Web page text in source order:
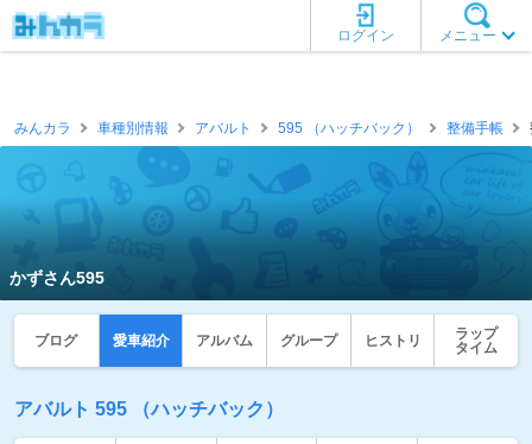
メニュー
ログイン
みんカラ 車種別情報 アバルト 595 （ハッチバック） 整備手帳
かずさん595
ブログ 愛車紹介 アルバム グループ ヒストリ
ラップ
タイム
アバルト 595 （ハッチバック）